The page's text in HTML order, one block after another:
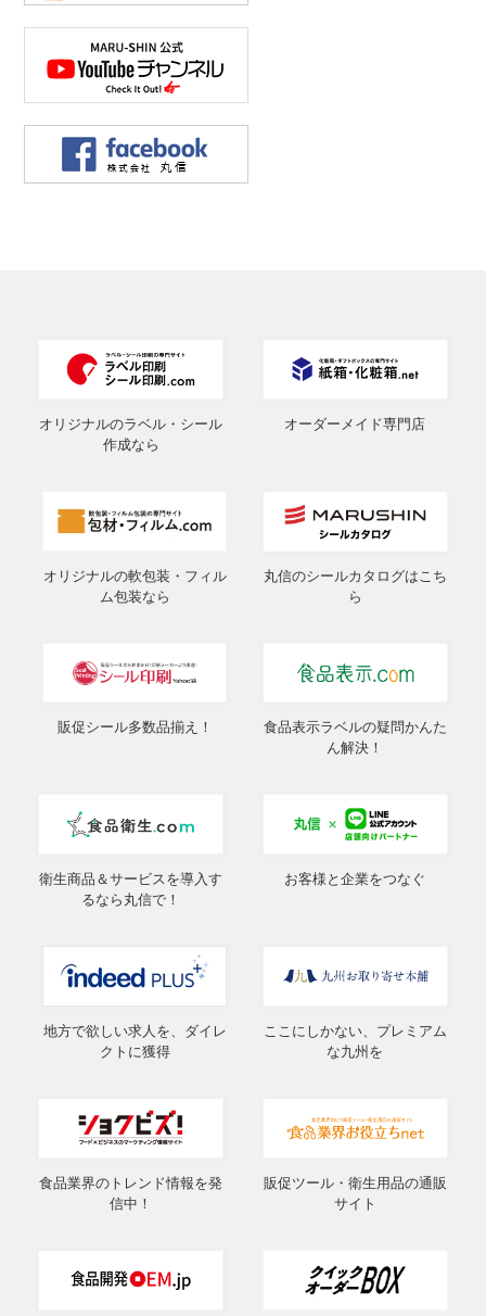
オリジナルのラベル・シール
作成なら
オーダーメイド専門店
オリジナルの軟包装・フィル
ム包装なら
丸信のシールカタログはこち
ら
販促シール多数品揃え！
食品表示ラベルの疑問かんた
ん解決！
衛生商品＆サービスを導入す
るなら丸信で！
お客様と企業をつなぐ
地方で欲しい求人を、ダイレ
クトに獲得
ここにしかない、プレミアム
な九州を
食品業界のトレンド情報を発
信中！
販促ツール・衛生用品の通販
サイト